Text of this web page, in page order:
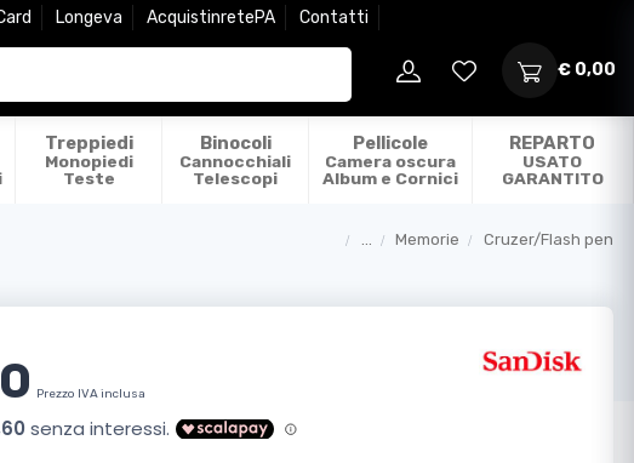
Longeva AcquistinretePA Contatti
€ 0,00
Treppiedi
Monopiedi
Teste
Binocoli
Cannocchiali
Telescopi
Pellicole
Camera oscura
Album e Cornici
REPARTO
USATO
GARANTITO
Memorie Cruzer/Flash pen
Prezzo IVA inclusa